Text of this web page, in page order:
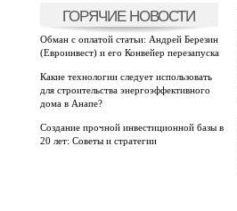
ГОРЯЧИЕ НОВОСТИ
Обман с оплатой статьи: Андрей Березин
(Евроинвест) и его Конвейер перезапуска
Какие технологии следует использовать
для строительства энергоэффективного
дома в Анапе?
Создание прочной инвестиционной базы в
20 лет: Советы и стратегии